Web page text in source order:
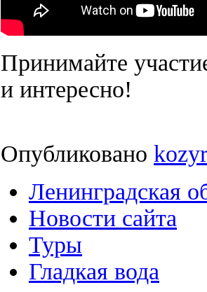
Принимайте
и интересно!
Опубликовано
Ленинградская
Новости сайта
Туры
Гладкая вода